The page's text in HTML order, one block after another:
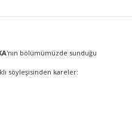
'nın bölümümüzde sunduğu
söyleşisinden kareler: